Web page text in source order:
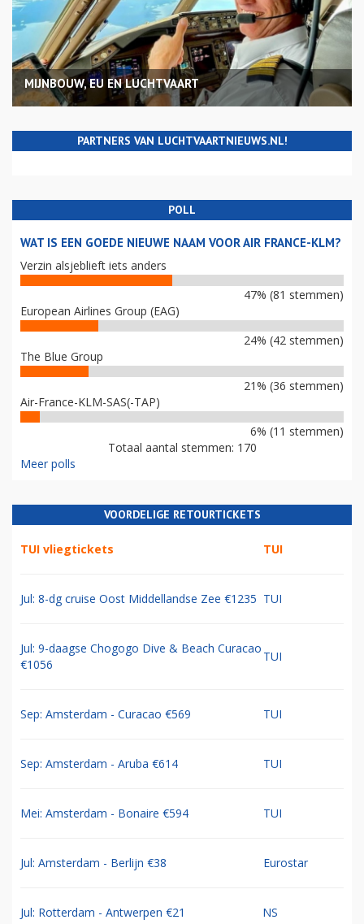
MIJNBOUW, EU EN LUCHTVAART
PARTNERS VAN LUCHTVAARTNIEUWS.NL!
POLL
WAT IS EEN GOEDE NIEUWE NAAM VOOR AIR FRANCE-KLM?
Verzin alsjeblieft iets anders
47% (81 stemmen)
European Airlines Group (EAG)
24% (42 stemmen)
The Blue Group
21% (36 stemmen)
Air-France-KLM-SAS(-TAP)
6% (11 stemmen)
Totaal aantal stemmen: 170
Meer polls
VOORDELIGE RETOURTICKETS
TUI vliegtickets TUI
Jul: 8-dg cruise Oost Middellandse Zee €1235 TUI
Jul: 9-daagse Chogogo Dive & Beach Curacao
€1056
TUI
Sep: Amsterdam - Curacao €569 TUI
Sep: Amsterdam - Aruba €614 TUI
Mei: Amsterdam - Bonaire €594 TUI
Jul: Amsterdam - Berlijn €38 Eurostar
Jul: Rotterdam - Antwerpen €21 NS